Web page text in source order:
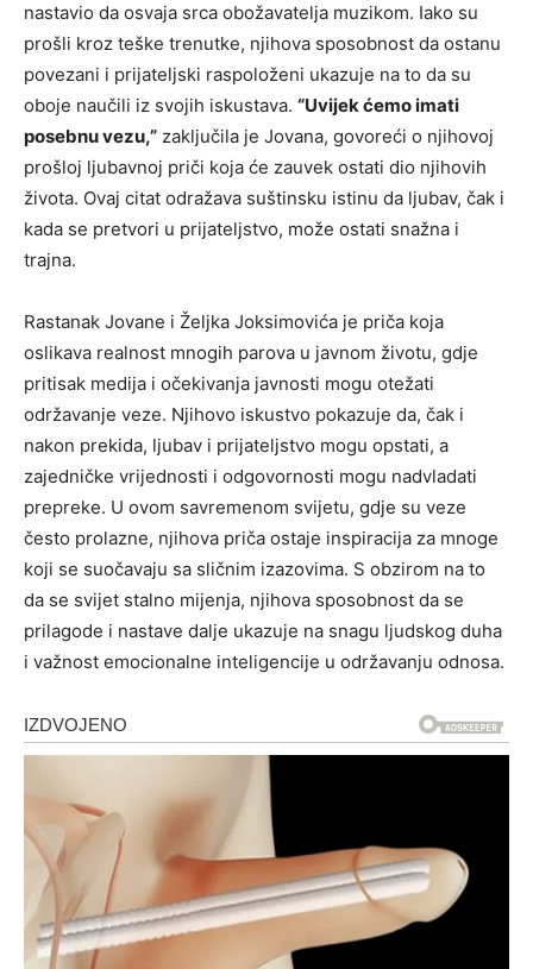
nastavio da osvaja srca obožavatelja muzikom. Iako su
prošli kroz teške trenutke, njihova sposobnost da ostanu
povezani i prijateljski raspoloženi ukazuje na to da su
oboje naučili iz svojih iskustava. “Uvijek ćemo imati
posebnu vezu,” zaključila je Jovana, govoreći o njihovoj
prošloj ljubavnoj priči koja će zauvek ostati dio njihovih
života. Ovaj citat odražava suštinsku istinu da ljubav, čak i
kada se pretvori u prijateljstvo, može ostati snažna i
trajna.
Rastanak Jovane i Željka Joksimovića je priča koja
oslikava realnost mnogih parova u javnom životu, gdje
pritisak medija i očekivanja javnosti mogu otežati
održavanje veze. Njihovo iskustvo pokazuje da, čak i
nakon prekida, ljubav i prijateljstvo mogu opstati, a
zajedničke vrijednosti i odgovornosti mogu nadvladati
prepreke. U ovom savremenom svijetu, gdje su veze
često prolazne, njihova priča ostaje inspiracija za mnoge
koji se suočavaju sa sličnim izazovima. S obzirom na to
da se svijet stalno mijenja, njihova sposobnost da se
prilagode i nastave dalje ukazuje na snagu ljudskog duha
i važnost emocionalne inteligencije u održavanju odnosa.